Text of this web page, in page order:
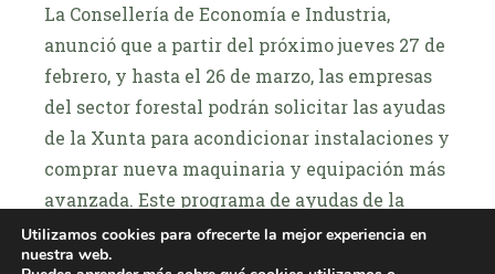
La Consellería de Economía e Industria,
anunció que a partir del próximo jueves 27 de
febrero, y hasta el 26 de marzo, las empresas
del sector forestal podrán solicitar las ayudas
de la Xunta para acondicionar instalaciones y
comprar nueva maquinaria y equipación más
avanzada. Este programa de ayudas de la
Agencia Gallega de la…
Utilizamos cookies para ofrecerte la mejor experiencia en
nuestra web.